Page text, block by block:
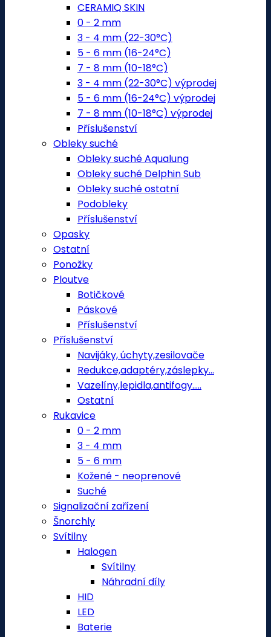
CERAMIQ SKIN
0 - 2 mm
3 - 4 mm (22-30°C)
5 - 6 mm (16-24°C)
7 - 8 mm (10-18°C)
3 - 4 mm (22-30°C) výprodej
5 - 6 mm (16-24°C) výprodej
7 - 8 mm (10-18°C) výprodej
Příslušenství
Obleky suché
Obleky suché Aqualung
Obleky suché Delphin Sub
Obleky suché ostatní
Podobleky
Příslušenství
Opasky
Ostatní
Ponožky
Ploutve
Botičkové
Páskové
Příslušenství
Příslušenství
Navijáky, úchyty,zesilovače
Redukce,adaptéry,záslepky...
Vazelíny,lepidla,antifogy.....
Ostatní
Rukavice
0 - 2 mm
3 - 4 mm
5 - 6 mm
Kožené - neoprenové
Suché
Signalizační zařízení
Šnorchly
Svítilny
Halogen
Svítilny
Náhradní díly
HID
LED
Baterie